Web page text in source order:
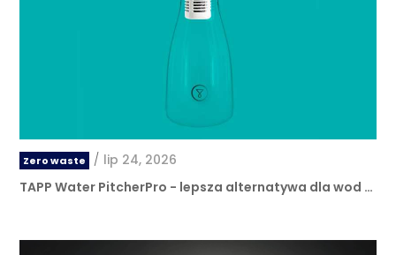
Zero waste / lip 24, 2026
TAPP Water PitcherPro - lepsza alternatywa dla wod …